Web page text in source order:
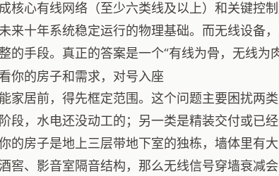
核心有线网络（至少六类线及以上）和关键控
来十年系统稳定运行的物理基础。而无线设备
的手段。真正的答案是一个“有线为骨，无线为
你的房子和需求，对号入座
家居前，得先框定范围。这个问题主要困扰两
段，水电还没动工的；另一类是精装交付或已经
的房子是地上三层带地下室的独栋，墙体里有
窖、影音室隔音结构，那么无线信号穿墙衰减